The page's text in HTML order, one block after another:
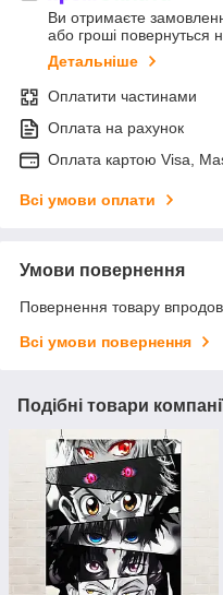
Ви отримаєте
або гроші повернуться
Детальніше
Оплатити частинами
Оплата на рахунок
Оплата картою Visa,
Всі умови оплати
Умови повернення
Повернення товару
Всі умови повернення
Подібні товари